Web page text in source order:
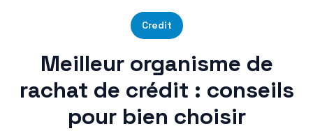
Credit
Meilleur organisme de
rachat de crédit : conseils
pour bien choisir